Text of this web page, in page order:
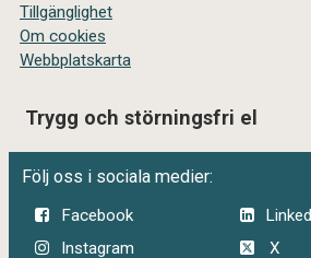
Tillgänglighet
Om cookies
Webbplatskarta
Trygg och störningsfri el
Följ oss i sociala medier:
Facebook
Instagram
X